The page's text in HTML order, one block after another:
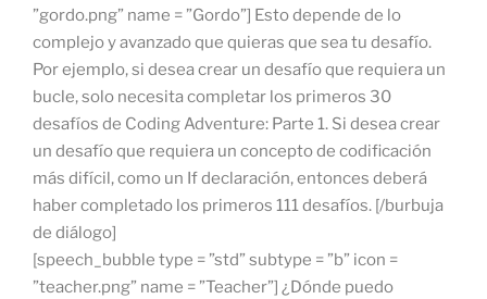
”gordo.png” name = ”Gordo”] Esto depende de lo
complejo y avanzado que quieras que sea tu desafío.
Por ejemplo, si desea crear un desafío que requiera un
bucle, solo necesita completar los primeros 30
desafíos de Coding Adventure: Parte 1. Si desea crear
un desafío que requiera un concepto de codificación
más difícil, como un If declaración, entonces deberá
haber completado los primeros 111 desafíos. [/burbuja
de diálogo]
[speech_bubble type = ”std” subtype = ”b” icon =
”teacher.png” name = ”Teacher”] ¿Dónde puedo